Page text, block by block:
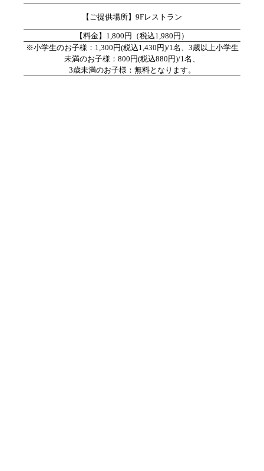
【ご提供場所】9Fレストラン
【料金】1,800円（税込1,980円）
※小学生のお子様：1,300円(税込1,430円)/1名、3歳以上小学生
未満のお子様：800円(税込880円)/1名、
3歳未満のお子様：無料となります。